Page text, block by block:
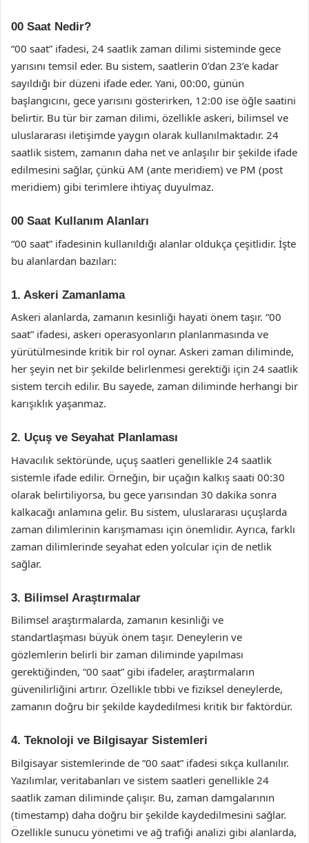
00 Saat Nedir?
“00 saat” ifadesi, 24 saatlik zaman dilimi sisteminde gece
yarısını temsil eder. Bu sistem, saatlerin 0’dan 23’e kadar
sayıldığı bir düzeni ifade eder. Yani, 00:00, günün
başlangıcını, gece yarısını gösterirken, 12:00 ise öğle saatini
belirtir. Bu tür bir zaman dilimi, özellikle askeri, bilimsel ve
uluslararası iletişimde yaygın olarak kullanılmaktadır. 24
saatlik sistem, zamanın daha net ve anlaşılır bir şekilde ifade
edilmesini sağlar, çünkü AM (ante meridiem) ve PM (post
meridiem) gibi terimlere ihtiyaç duyulmaz.
00 Saat Kullanım Alanları
“00 saat” ifadesinin kullanıldığı alanlar oldukça çeşitlidir. İşte
bu alanlardan bazıları:
1. Askeri Zamanlama
Askeri alanlarda, zamanın kesinliği hayati önem taşır. “00
saat” ifadesi, askeri operasyonların planlanmasında ve
yürütülmesinde kritik bir rol oynar. Askeri zaman diliminde,
her şeyin net bir şekilde belirlenmesi gerektiği için 24 saatlik
sistem tercih edilir. Bu sayede, zaman diliminde herhangi bir
karışıklık yaşanmaz.
2. Uçuş ve Seyahat Planlaması
Havacılık sektöründe, uçuş saatleri genellikle 24 saatlik
sistemle ifade edilir. Örneğin, bir uçağın kalkış saati 00:30
olarak belirtiliyorsa, bu gece yarısından 30 dakika sonra
kalkacağı anlamına gelir. Bu sistem, uluslararası uçuşlarda
zaman dilimlerinin karışmaması için önemlidir. Ayrıca, farklı
zaman dilimlerinde seyahat eden yolcular için de netlik
sağlar.
3. Bilimsel Araştırmalar
Bilimsel araştırmalarda, zamanın kesinliği ve
standartlaşması büyük önem taşır. Deneylerin ve
gözlemlerin belirli bir zaman diliminde yapılması
gerektiğinden, “00 saat” gibi ifadeler, araştırmaların
güvenilirliğini artırır. Özellikle tıbbi ve fiziksel deneylerde,
zamanın doğru bir şekilde kaydedilmesi kritik bir faktördür.
4. Teknoloji ve Bilgisayar Sistemleri
Bilgisayar sistemlerinde de “00 saat” ifadesi sıkça kullanılır.
Yazılımlar, veritabanları ve sistem saatleri genellikle 24
saatlik zaman diliminde çalışır. Bu, zaman damgalarının
(timestamp) daha doğru bir şekilde kaydedilmesini sağlar.
Özellikle sunucu yönetimi ve ağ trafiği analizi gibi alanlarda,